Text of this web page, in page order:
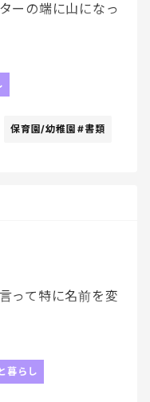
ーの端に山になっ
からないお知ら
のか分からなくな
出です」のプリン
保育園/幼稚園 #書類
って特に名前を変
もジャージもスモッ
暮らし